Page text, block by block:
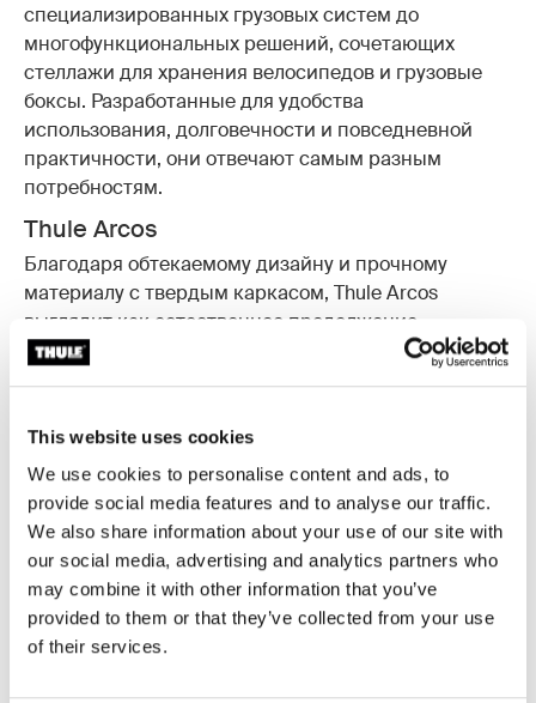
This website uses cookies
We use cookies to personalise content and ads, to
provide social media features and to analyse our traffic.
We also share information about your use of our site with
our social media, advertising and analytics partners who
may combine it with other information that you’ve
provided to them or that they’ve collected from your use
of their services.
специализированных грузовых систем до
многофункциональных решений, сочетающих
стеллажи для хранения велосипедов и грузовые
боксы. Разработанные для удобства
использования, долговечности и повседневной
практичности, они отвечают самым разным
потребностям.
Thule Arcos
Благодаря обтекаемому дизайну и прочному
материалу с твердым каркасом, Thule Arcos
выглядит как естественное продолжение
автомобиля. Низкое расположение обеспечивает
Thule и превращает ваш стеллаж для хранения
велосипедов в многофункциональное
транспортное решение, позволяя одновременно
перевозить велосипед и грузовой бокс. Благодаря
умным функциям обеспечивается удобное
хранение и простая установка.